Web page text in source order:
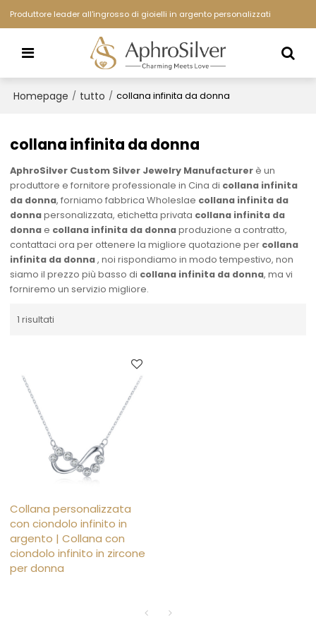
Produttore leader all'ingrosso di gioielli in argento personalizzati
Homepage / tutto / collana infinita da donna
collana infinita da donna
AphroSilver Custom Silver Jewelry Manufacturerè un
produttore e fornitore professionale in Cina di collana infinita
da donna, forniamo fabbrica Wholeslae collana infinita da
donnapersonalizzata, etichetta privata collana infinita da
donnae collana infinita da donnaproduzione a contratto,
contattaci ora per ottenere la migliore quotazione per collana
infinita da donna, noi rispondiamo in modo tempestivo, non
siamo il prezzo più basso di collana infinita da donna, ma vi
forniremo un servizio migliore.
1 risultati
Collana personalizzata
con ciondolo infinito in
argento | Collana con
ciondolo infinito in zircone
per donna